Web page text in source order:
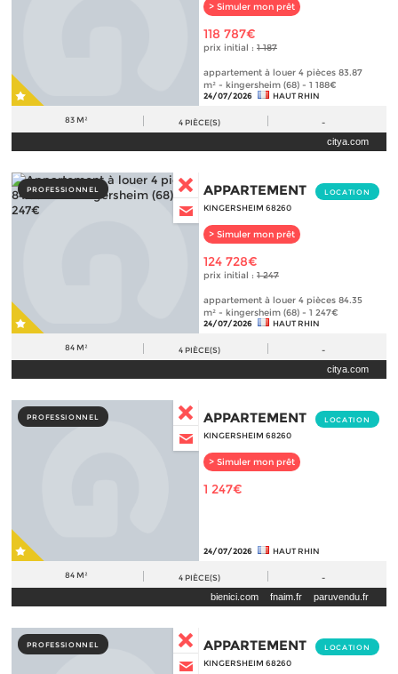
> Simuler mon prêt
118 787€
prix initial : 1 187
appartement à louer 4 pièces 83.87
m² - kingersheim (68) - 1 188€
24/07/2026 HAUT RHIN
83 M² 4 PIÈCE(S) -
citya.com
PROFESSIONNEL APPARTEMENT
KINGERSHEIM 68260
> Simuler mon prêt
LOCATION
124 728€
prix initial : 1 247
appartement à louer 4 pièces 84.35
m² - kingersheim (68) - 1 247€
24/07/2026 HAUT RHIN
84 M² 4 PIÈCE(S) -
citya.com
PROFESSIONNEL APPARTEMENT
KINGERSHEIM 68260
> Simuler mon prêt
LOCATION
1 247€
24/07/2026 HAUT RHIN
84 M² 4 PIÈCE(S) -
bienici.com fnaim.fr paruvendu.fr
PROFESSIONNEL APPARTEMENT
KINGERSHEIM 68260
LOCATION